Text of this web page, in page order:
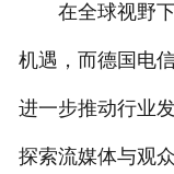
在全球视野下
机遇，而德国电
进一步推动行业
探索流媒体与观